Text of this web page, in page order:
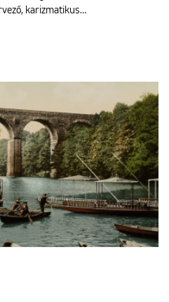
karizmatikus…